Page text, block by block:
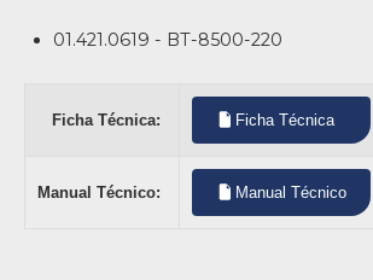
01.421.0619 - BT-8500-220
Ficha Técnica: Ficha Técnica
Manual Técnico: Manual Técnico